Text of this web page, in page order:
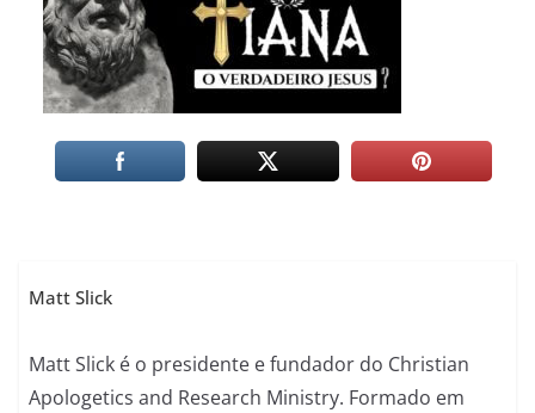
Matt Slick
Matt Slick é o presidente e fundador do Christian
Apologetics and Research Ministry. Formado em